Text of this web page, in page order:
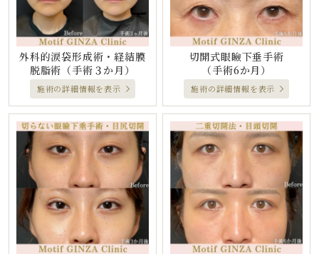
外科的涙袋形成術・経結膜
脱脂術 （手術３か月）
施術の詳細情報を表示
切開式眼瞼下垂手術
（手術6か月）
施術の詳細情報を表示